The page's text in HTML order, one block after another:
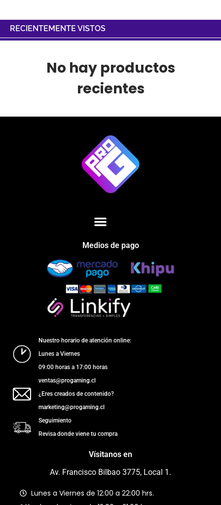
RECIENTEMENTE VISTOS
No hay productos
recientes
Medios de pago
Nuestro horario de atención online:
Lunes a Viernes
09:00 horas a 17:00 horas
ventas@progaming.cl
¿Eres creados de contenido?
marketing@progaming.cl
Seguimiento
Revisa donde viene tu compra
Vísitanos en
Av. Francisco Bilbao 3775, Local 1.
Lunes a Viernes de 12:00 a 22:00 hrs.